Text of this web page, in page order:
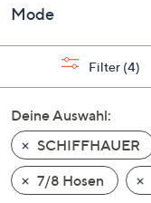
Pfeiltasten
nach
und
nach
unten
oder
wischen
Sie
Mode
Filter (4)
Deine Auswahl:
SCHIFFHAUER
7/8 Hosen